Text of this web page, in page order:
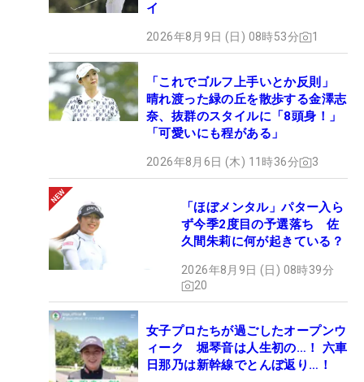
イ
2026年8月9日 (日) 08時53分 1
「これでゴルフ上手いとか反則」
晴れ渡った緑の丘を散歩する金澤志
奈、抜群のスタイルに「8頭身！」
「可愛いにも程がある」
2026年8月6日 (木) 11時36分 3
「ほぼメンタル」パター入ら
ず今季2度目の予選落ち 佐
久間朱莉に何が起きている？
2026年8月9日 (日) 08時39分
20
女子プロたちが過ごしたオープンウ
ィーク 堀琴音は人生初の…！ 六車
日那乃は新幹線でとんぼ返り…！